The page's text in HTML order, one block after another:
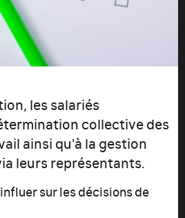
les salariés
collective des
ainsi qu'à la gestion
leurs représentants.
sur les décisions de